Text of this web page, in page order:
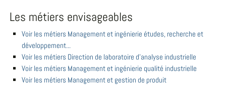
Les métiers envisageables
Voir les métiers Management et ingénierie études, recherche et
développement...
Voir les métiers Direction de laboratoire d'analyse industrielle
Voir les métiers Management et ingénierie qualité industrielle
Voir les métiers Management et gestion de produit